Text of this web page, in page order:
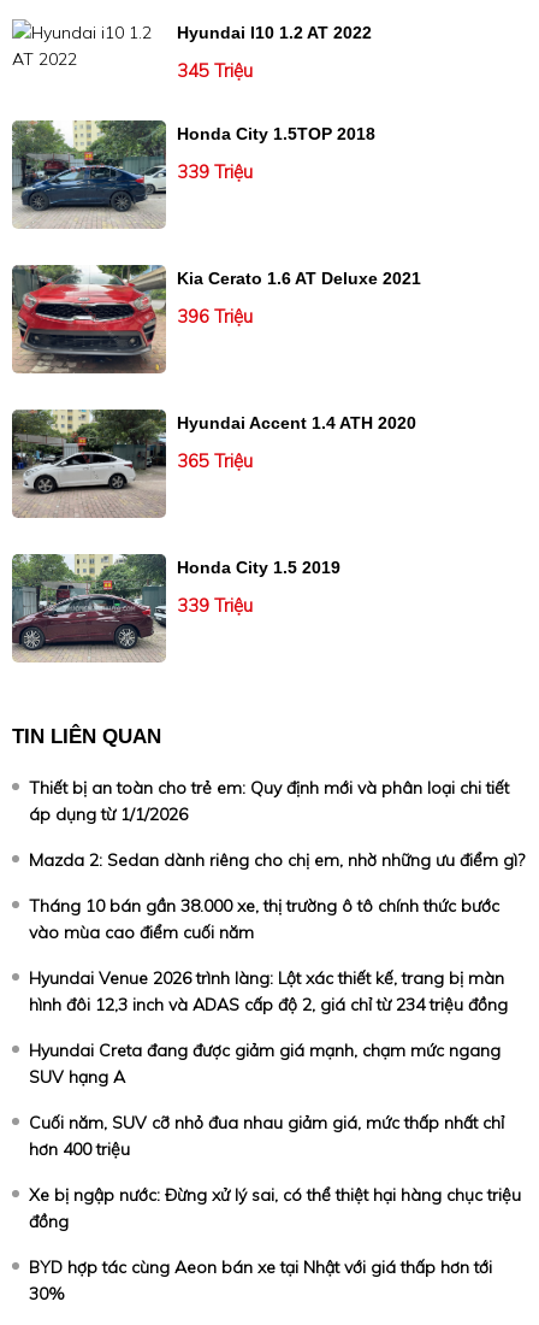
Hyundai I10 1.2 AT 2022
345 Triệu
Honda City 1.5TOP 2018
339 Triệu
Kia Cerato 1.6 AT Deluxe 2021
396 Triệu
Hyundai Accent 1.4 ATH 2020
365 Triệu
Honda City 1.5 2019
339 Triệu
TIN LIÊN QUAN
Thiết bị an toàn cho trẻ em: Quy định mới và phân loại chi tiết
áp dụng từ 1/1/2026
Mazda 2: Sedan dành riêng cho chị em, nhờ những ưu điểm gì?
Tháng 10 bán gần 38.000 xe, thị trường ô tô chính thức bước
vào mùa cao điểm cuối năm
Hyundai Venue 2026 trình làng: Lột xác thiết kế, trang bị màn
hình đôi 12,3 inch và ADAS cấp độ 2, giá chỉ từ 234 triệu đồng
Hyundai Creta đang được giảm giá mạnh, chạm mức ngang
SUV hạng A
Cuối năm, SUV cỡ nhỏ đua nhau giảm giá, mức thấp nhất chỉ
hơn 400 triệu
Xe bị ngập nước: Đừng xử lý sai, có thể thiệt hại hàng chục triệu
đồng
BYD hợp tác cùng Aeon bán xe tại Nhật với giá thấp hơn tới
30%